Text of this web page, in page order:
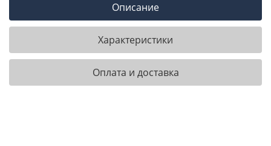
Описание
Характеристики
Оплата и доставка